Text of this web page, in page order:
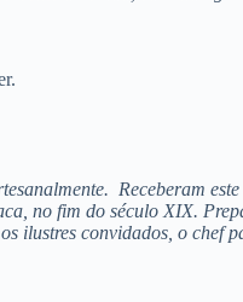
Receberam
no fim do século XIX.
ilustres convidados, o